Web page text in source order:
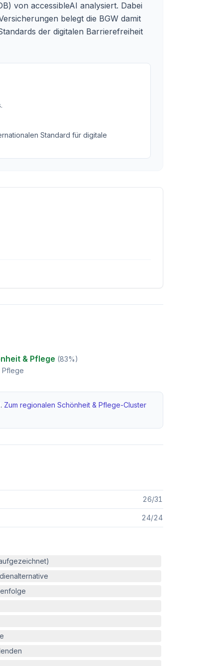
von accessibleAI analysiert. Dabei
belegt die BGW damit
der digitalen Barrierefreiheit
.
Standard für digitale
& Pflege (83%)
Pflege
Zum regionalen Schönheit & Pflege-Cluster
26/31
24/24